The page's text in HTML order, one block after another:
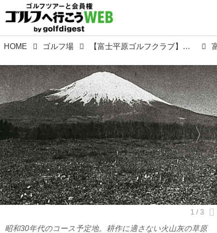
HOME ゴルフ場 【富士平原ゴルフクラブ】「誰でもゴルフが楽しめる」を趣旨に最初の募集は破格の10万円だった。昭和34年、広瀬義忠設計
昭和30年代のコース予定地。耕作に適さない火山灰の草原